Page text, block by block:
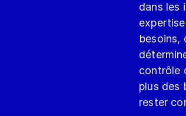
dans les
besoins,
contrôle
plus des
rester